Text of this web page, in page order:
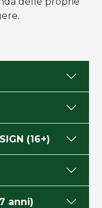
(16+)
anni)